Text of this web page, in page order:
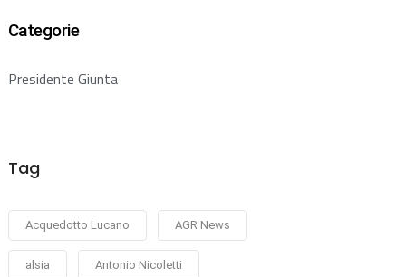
Categorie
Presidente Giunta
Tag
Acquedotto Lucano AGR News
alsia Antonio Nicoletti